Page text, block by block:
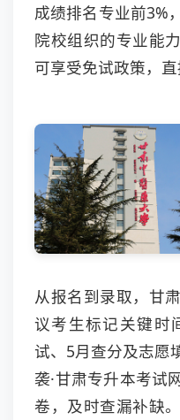
成绩排名专业前3%
院校组织的专业能
可享受免试政策，直
从报名到录取，甘
议考生标记关键时
试、5月查分及志愿
袭·甘肃专升本考试
卷，及时查漏补缺